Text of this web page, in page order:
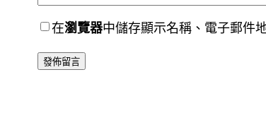
在瀏覽器中儲存顯示名稱、電子郵件